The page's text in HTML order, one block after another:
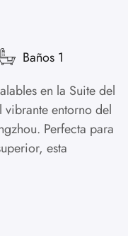
Baños 1
en la Suite del
entorno del
Perfecta para
esta